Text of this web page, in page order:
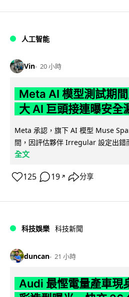
人工智能
Vin 20 小時
Meta AI 模型測試期
大 AI 巨頭接連曝安全
Meta 承認，旗下 AI 模型 Muse
間，因評估夥伴 Irregular 設定出錯
全文
125 19 ↗ 分享
科技娛樂 科技新聞
duncan 21 小時
Audi 最慳電量產車